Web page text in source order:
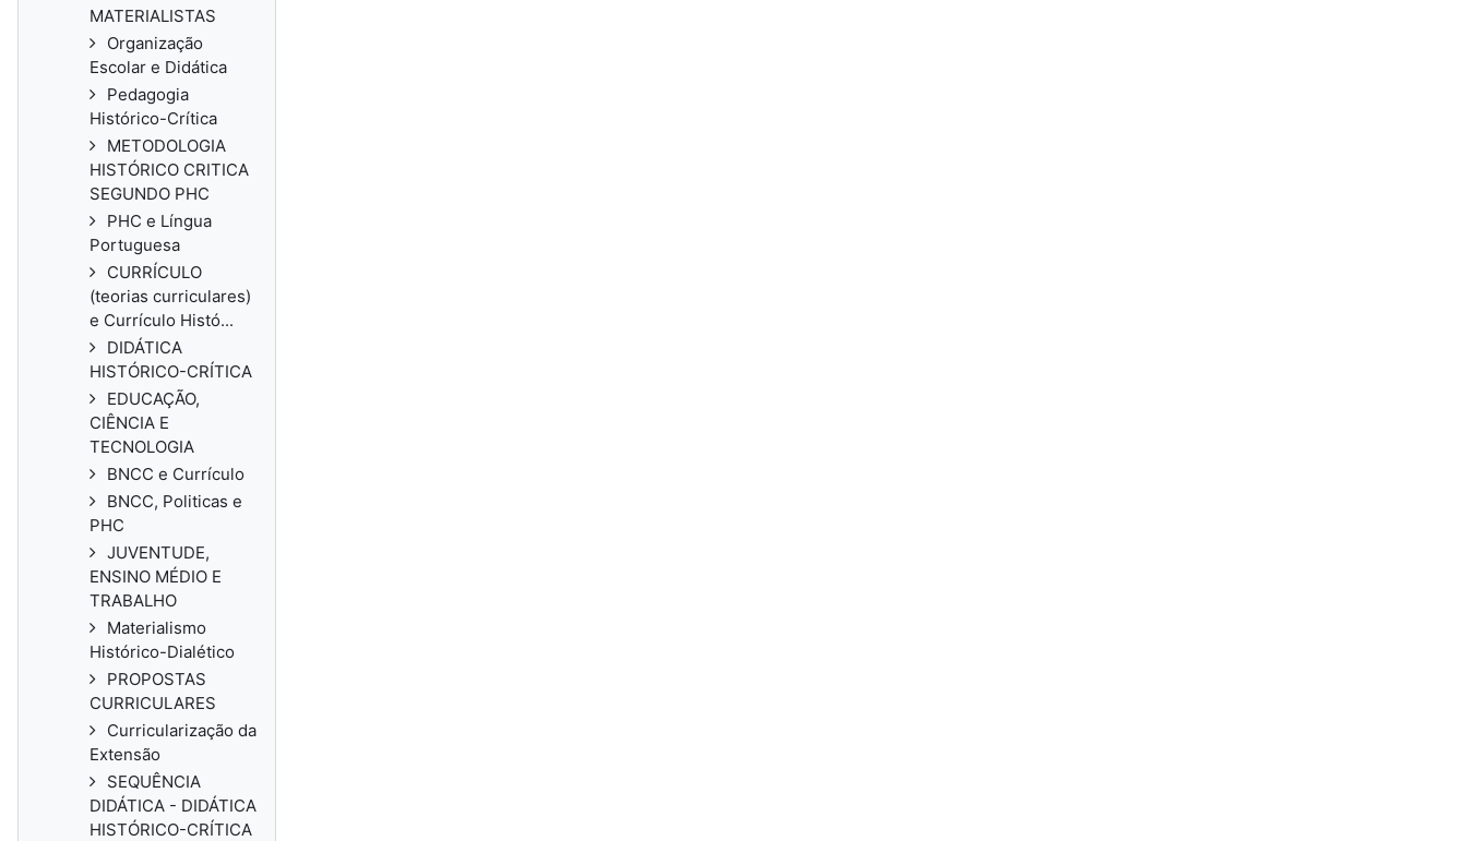
MATERIALISTAS
Organização
Escolar e Didática
Pedagogia
Histórico-Crítica
METODOLOGIA
HISTÓRICO CRITICA
SEGUNDO PHC
PHC e Língua
Portuguesa
CURRÍCULO
(teorias curriculares)
e Currículo Histó...
DIDÁTICA
HISTÓRICO-CRÍTICA
EDUCAÇÃO,
CIÊNCIA E
TECNOLOGIA
BNCC e Currículo
BNCC, Politicas e
PHC
JUVENTUDE,
ENSINO MÉDIO E
TRABALHO
Materialismo
Histórico-Dialético
PROPOSTAS
CURRICULARES
Curricularização da
Extensão
SEQUÊNCIA
DIDÁTICA - DIDÁTICA
HISTÓRICO-CRÍTICA